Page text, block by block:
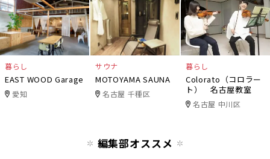
暮らし
EAST WOOD Garage
愛知
サウナ
MOTOYAMA SAUNA
名古屋 千種区
暮らし
Colorato（コロラー
ト） 名古屋教室
名古屋 中川区
編集部オススメ